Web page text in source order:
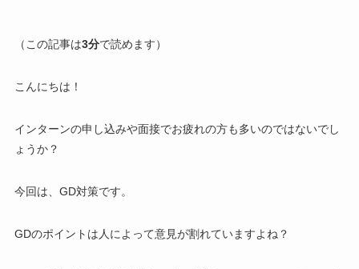
（この記事は3分で読めます）
こんにちは！
インターンの申し込みや面接でお疲れの方も多いのではないでし
ょうか？
今回は、 GD対策です。
GDのポイントは人によって意見が割れていますよね？